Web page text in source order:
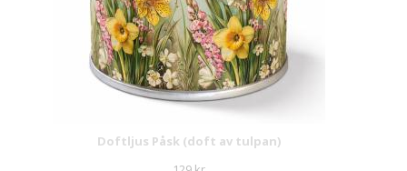
Doftljus Påsk (doft av tulpan)